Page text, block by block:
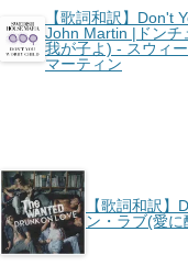
【歌詞和訳】Don't
John Martin |ドンチ
我が子よ) - スウィ
マーティン
【歌詞和訳
ン・ラブ(愛